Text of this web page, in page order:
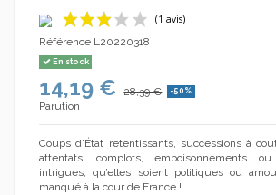
(1 avis)
Référence L20220318
En stock
14,19 € 28,39 € -50%
Parution
Coups d’État retentissants, successions à
attentats, complots, empoisonnements
intrigues, qu’elles soient politiques ou
manqué à la cour de France !